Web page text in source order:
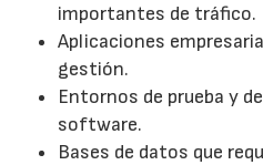
importantes de tráfico.
Aplicaciones
gestión.
Entornos de prueba y
software.
Bases de datos que